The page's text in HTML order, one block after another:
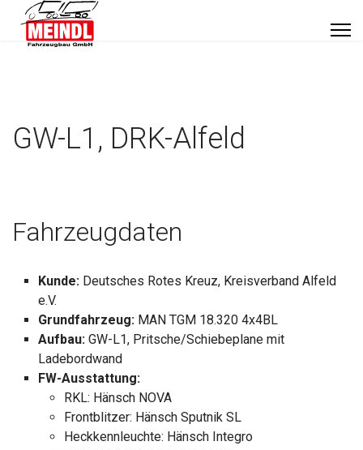
GW-L1, DRK-Alfeld
Fahrzeugdaten
Kunde: Deutsches Rotes Kreuz, Kreisverband Alfeld
e.V.
Grundfahrzeug: MAN TGM 18.320 4x4BL
Aufbau: GW-L1, Pritsche/Schiebeplane mit
Ladebordwand
FW-Ausstattung:
RKL: Hänsch NOVA
Frontblitzer: Hänsch Sputnik SL
Heckkennleuchte: Hänsch Integro